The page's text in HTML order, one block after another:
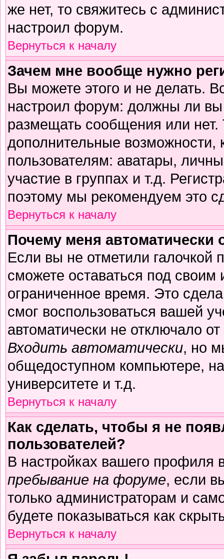
же нет, то свяжитесь с
настроил форум.
Вернуться к началу
Зачем мне вообще нужно
Вы можете этого и не делать.
настроил форум: должны ли вы
размещать сообщения или
дополнительные
пользователям: аватары,
участие в группах и т.д.
поэтому мы рекомендуем это
Вернуться к началу
Почему меня автоматически
Если вы не отметили галочкой
сможете оставаться под
ограниченное время. Это
смог воспользоваться вашей
автоматически не отключало
Входить автоматически, но
общедоступном компьютере,
университете и т.д.
Вернуться к началу
Как сделать, чтобы я не
пользователей?
В настройках вашего
пребывание на форуме, если
только администраторам и
будете показываться как
Вернуться к началу